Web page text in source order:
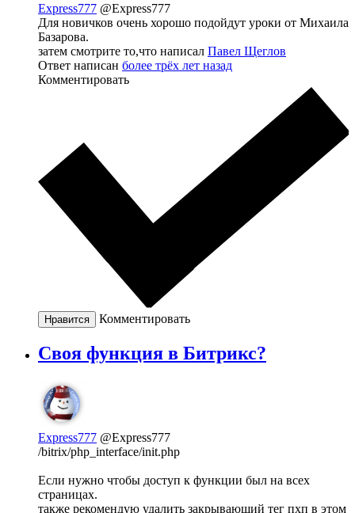
Express777 @Express777
Для новичков очень хорошо подойдут уроки от Михаила
Базарова.
затем смотрите то,что написал Павел Щеглов
Ответ написан более трёх лет назад
Комментировать
Нравится Комментировать
Своя функция в Битрикс?
Express777 @Express777
/bitrix/php_interface/init.php
Если нужно чтобы доступ к функции был на всех
страницах.
также рекомендую удалить закрывающий тег пхп в этом